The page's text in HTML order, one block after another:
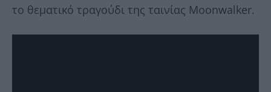
το θεματικό τραγούδι της ταινίας Moonwalker.